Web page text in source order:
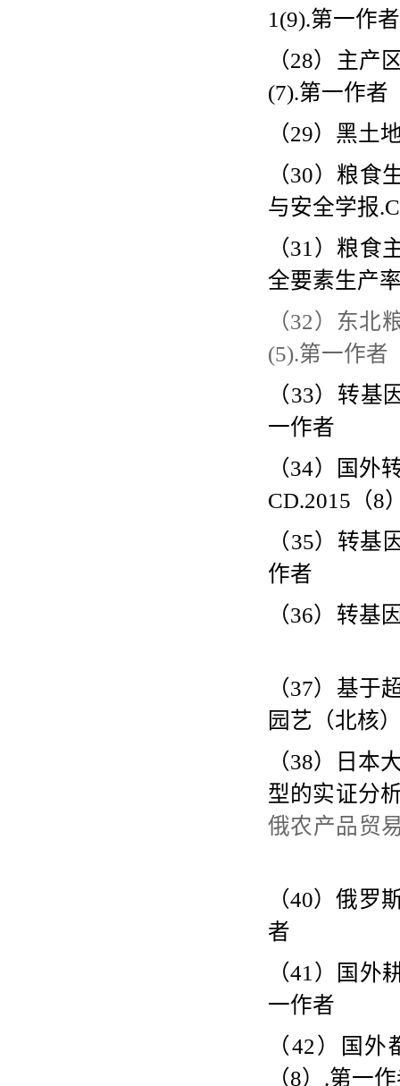
1(9).第一作者
（28）主产
(7).第一作者
（29）黑土
（30）粮食
与安全学报
（31 ）粮食
全要素生产
（32 ）东北
(5).第一作者
（33）转基
一作者
（34）国外
CD.2015 （8
（35）转基
作者
（36）转基
（37）基于
园艺（北核
（38）日本
型的实证分
俄农产品贸
（40）俄罗
者
（41 ）国外
一作者
（42 ）国外
（8） .第一